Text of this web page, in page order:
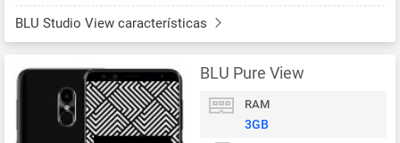
BLU Studio View características
BLU Pure View
RAM
3GB